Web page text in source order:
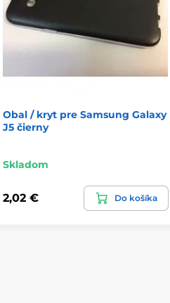
Obal / kryt pre Samsung Galaxy
J5 čierny
Skladom
2,02 € Do košíka